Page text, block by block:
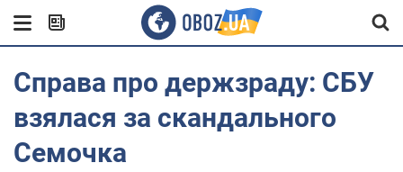
Справа про держзраду: СБУ
взялася за скандального
Семочка